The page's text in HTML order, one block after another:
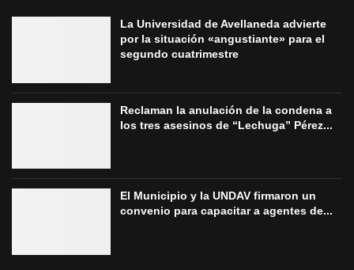
La Universidad de Avellaneda advierte
por la situación «angustiante» para el
segundo cuatrimestre
Reclaman la anulación de la condena a
los tres asesinos de “Lechuga” Pérez...
El Municipio y la UNDAV firmaron un
convenio para capacitar a agentes de...